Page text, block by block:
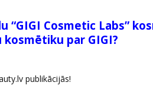
“GIGI Cosmetic Labs”
par GIGI?
publikācijās!